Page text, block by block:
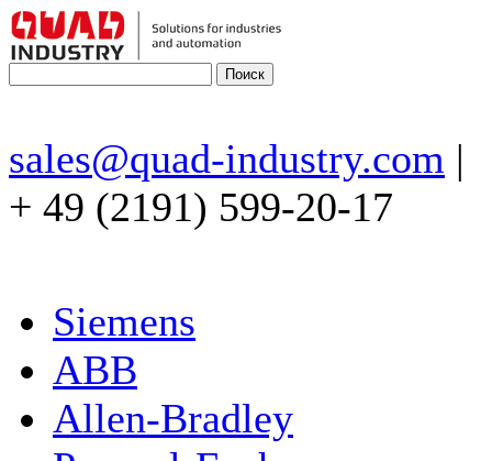
sales@quad-industry.com |
+ 49 (2191) 599-20-17
Siemens
ABB
Allen-Bradley